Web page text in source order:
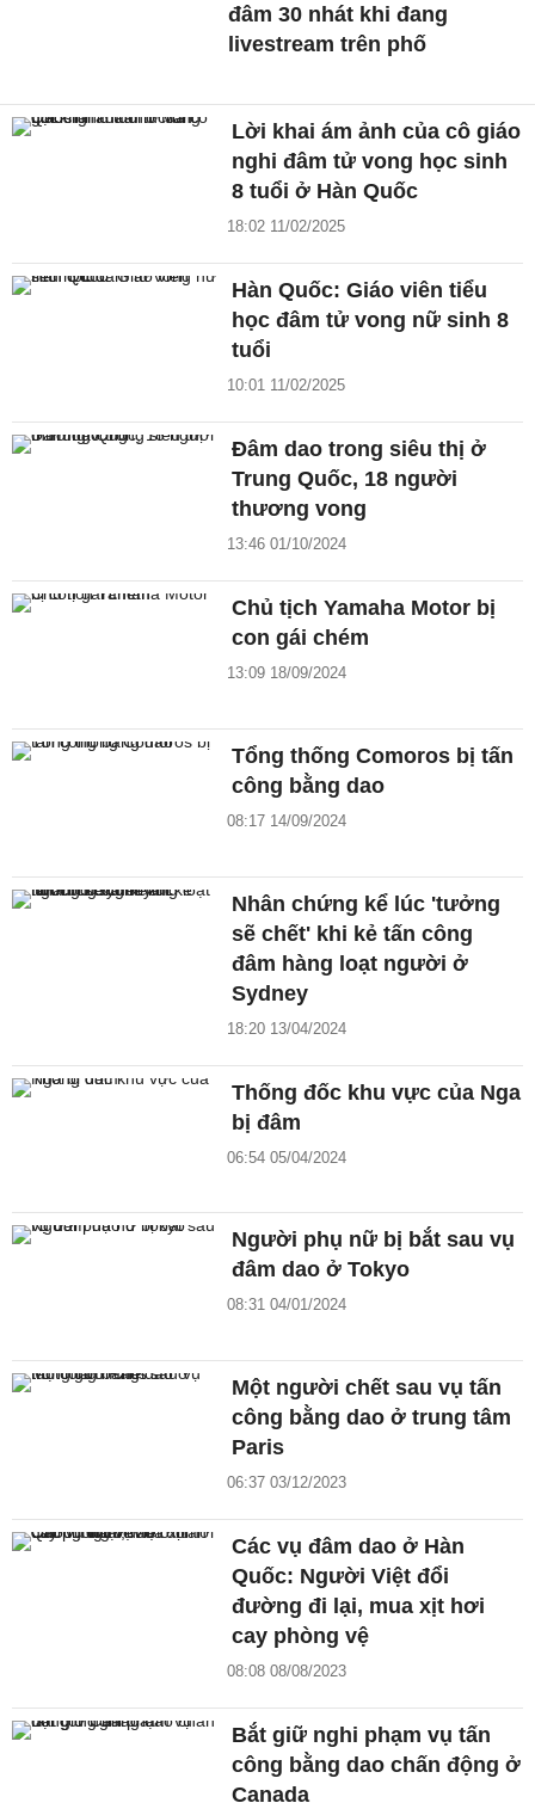
đâm 30 nhát khi đang
livestream trên phố
Lời khai ám ảnh của cô giáo
nghi đâm tử vong học sinh
8 tuổi ở Hàn Quốc
18:02 11/02/2025
Hàn Quốc: Giáo viên tiểu
học đâm tử vong nữ sinh 8
tuổi
10:01 11/02/2025
Đâm dao trong siêu thị ở
Trung Quốc, 18 người
thương vong
13:46 01/10/2024
Chủ tịch Yamaha Motor bị
con gái chém
13:09 18/09/2024
Tổng thống Comoros bị tấn
công bằng dao
08:17 14/09/2024
Nhân chứng kể lúc 'tưởng
sẽ chết' khi kẻ tấn công
đâm hàng loạt người ở
Sydney
18:20 13/04/2024
Thống đốc khu vực của Nga
bị đâm
06:54 05/04/2024
Người phụ nữ bị bắt sau vụ
đâm dao ở Tokyo
08:31 04/01/2024
Một người chết sau vụ tấn
công bằng dao ở trung tâm
Paris
06:37 03/12/2023
Các vụ đâm dao ở Hàn
Quốc: Người Việt đổi
đường đi lại, mua xịt hơi
cay phòng vệ
08:08 08/08/2023
Bắt giữ nghi phạm vụ tấn
công bằng dao chấn động ở
Canada